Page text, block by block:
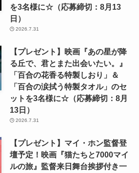
を3名様に☆（応募締切：8月13
日）
2026.7.31
【プレゼント】映画『あの星が降
る丘で、君とまた出会いたい。』
「百合の花香る特製しおり」＆
「百合の涙拭う特製タオル」のセ
ットを3名様に☆（応募締切：8月
13日）
2026.7.31
【プレゼント】マイ・ホン監督登
壇予定！映画『猫たちと7000マイ
ルの旅』監督来日舞台挨拶付き一